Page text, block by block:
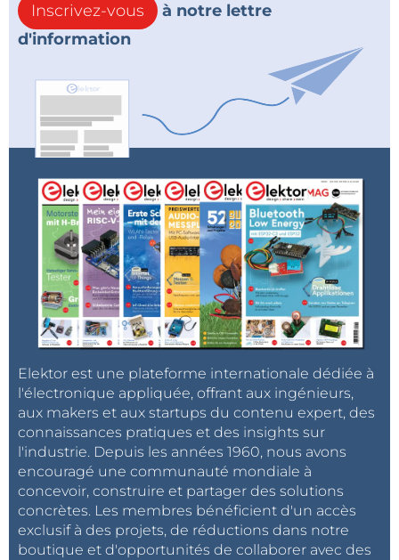
Inscrivez-vous
à notre lettre
d'information
Elektor est une plateforme internationale dédiée à
l'électronique appliquée, offrant aux ingénieurs,
aux makers et aux startups du contenu expert, des
connaissances pratiques et des insights sur
l'industrie. Depuis les années 1960, nous avons
encouragé une communauté mondiale à
concevoir, construire et partager des solutions
concrètes. Les membres bénéficient d'un accès
exclusif à des projets, de réductions dans notre
boutique et d'opportunités de collaborer avec des